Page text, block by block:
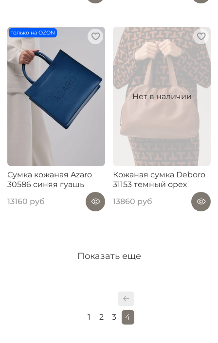
только на OZON
Сумка кожаная Azaro
30586 синяя гуашь
13160 руб
Нет в наличии
Кожаная сумка Deboro
31153 темный орех
13860 руб
Показать еще
1 2 3 4